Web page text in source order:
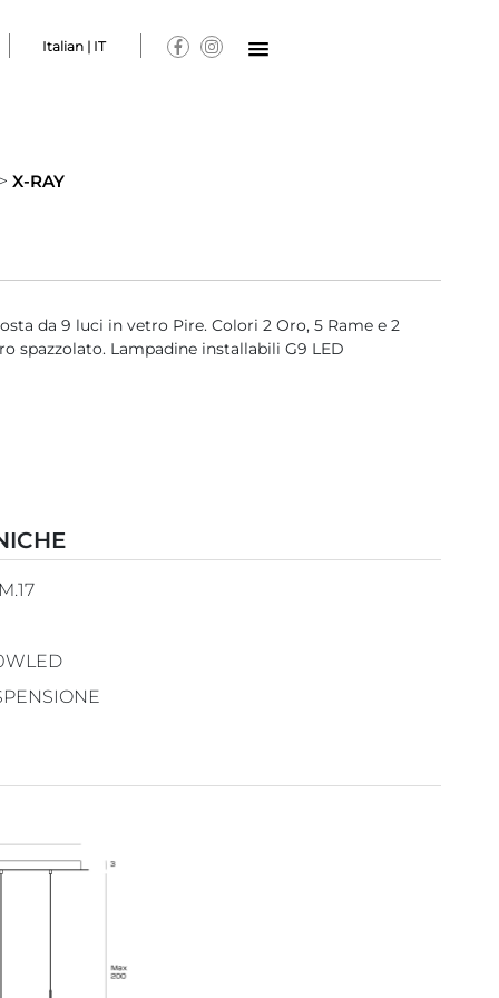
Italian | IT
X-RAY
da 9 luci in vetro Pire. Colori 2 Oro, 5 Rame e 2
spazzolato. Lampadine installabili G9 LED